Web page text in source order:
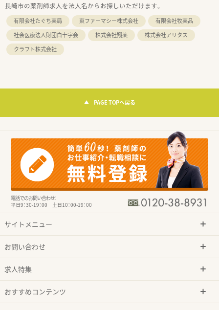
長崎市の薬剤師求人を法人名からお探しいただけます。
有限会社たぐち薬局 東ファーマシー株式会社
有限会社牧薬品
社会医療法人財団白十字会
株式会社翔薬
株式会社アリタス
クラフト株式会社
PAGE TOPへ戻る
電話でのお問い合わせ：
平日9：30-19：00 土日10：00-19：00
サイトメニュー
お問い合わせ
求人特集
おすすめコンテンツ